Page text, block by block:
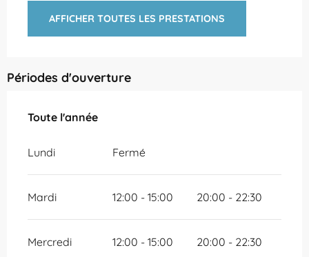
AFFICHER TOUTES LES PRESTATIONS
Périodes d'ouverture
Toute l'année
Toute l'année
Lundi Fermé
Mardi 12:00 - 15:00 20:00 - 22:30
Mercredi 12:00 - 15:00 20:00 - 22:30